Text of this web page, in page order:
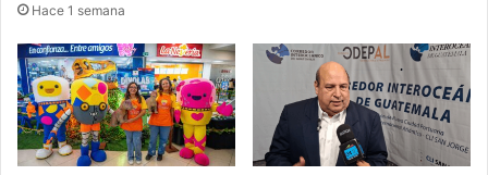
Hace 1 semana